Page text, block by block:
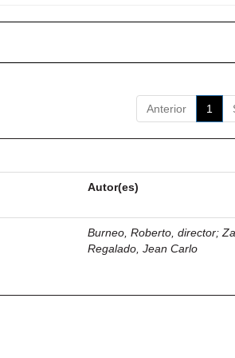
Anterior 1
Autor(es)
Burneo, Roberto, director;
Regalado, Jean Carlo